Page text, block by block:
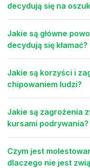
decydują się na
Jakie są główne
decydują się kłamać?
Jakie są korzyści i
chipowaniem ludzi?
Jakie są zagrożenia
kursami podrywania?
Czym jest
dlaczego nie jest